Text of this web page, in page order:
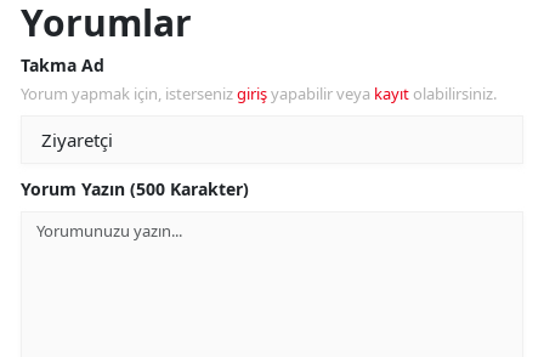
Yorumlar
Takma Ad
Yorum yapmak için, istersenizgirişyapabilir veya kayıt olabilirsiniz.
Yorum Yazın (500 Karakter)